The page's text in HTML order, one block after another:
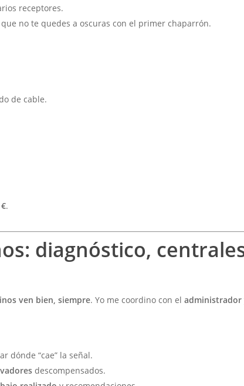
receptores.
no te quedes a oscuras con el primer chaparrón.
de cable.
.
diagnóstico,
ven bien, siempre. Yo me coordino con eladministrador
dónde “cae” la señal.
descompensados.